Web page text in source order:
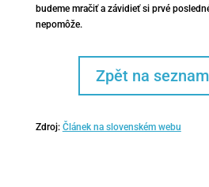
budeme mračiť a závidieť si prvé
nepomôže.
Zpět na
Zdroj: Článek na slovenském webu